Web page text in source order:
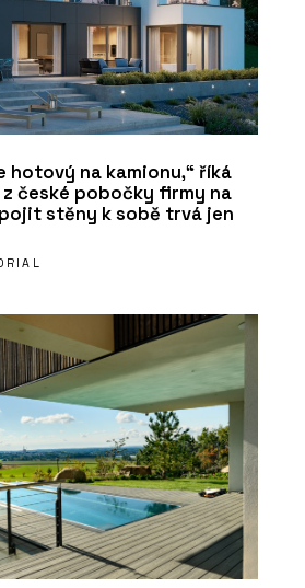
hotový na kamionu,“ říká
z české pobočky firmy na
stěny k sobě trvá jen